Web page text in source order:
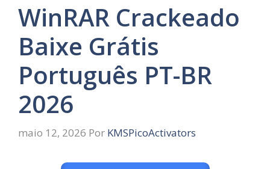
WinRAR Crackeado
Baixe Grátis
Português PT-BR
2026
maio 12, 2026 Por KMSPicoActivators